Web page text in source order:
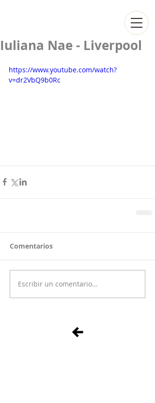
Iuliana Nae - Liverpool
https://www.youtube.com/watch?
v=dr2VbQ9b0Rc
Comentarios
Escribir un comentario...